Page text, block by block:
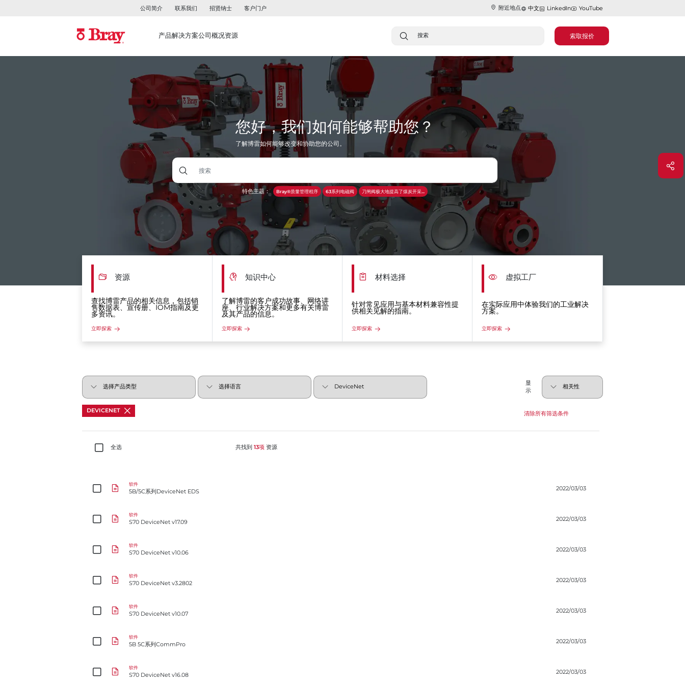
公司简介 联系我们 招贤纳士 客户门户 附近地点 中文 LinkedIn YouTube
产品解决方案公司概况资源 索取报价
您好，我们如何能够帮助您？
了解博雷如何能够改变和协助您的公司。
特色主题： Bray®质量管理程序 63系列电磁阀 刀闸阀极大地提高了煤炭开采...
资源
查找博雷产品的相关信息，包括销
售数据表、宣传册、IOM指南及更
多资讯。
立即探索
知识中心
了解博雷的客户成功故事、网络讲
座、行业解决方案和更多有关博雷
及其产品的信息。
立即探索
材料选择
针对常见应用与基本材料兼容性提
供相关见解的指南。
立即探索
虚拟工厂
在实际应用中体验我们的工业解决
方案。
立即探索
显
示
DEVICENET 清除所有筛选条件
全选 共找到13项 资源
软件
5B/5C系列DeviceNet EDS 2022/03/03
软件
S70 DeviceNet v17.09 2022/03/03
软件
S70 DeviceNet v10.06 2022/03/03
软件
S70 DeviceNet v3.2802 2022/03/03
软件
S70 DeviceNet v10.07 2022/03/03
软件
5B 5C系列CommPro 2022/03/03
软件
S70 DeviceNet v16.08 2022/03/03